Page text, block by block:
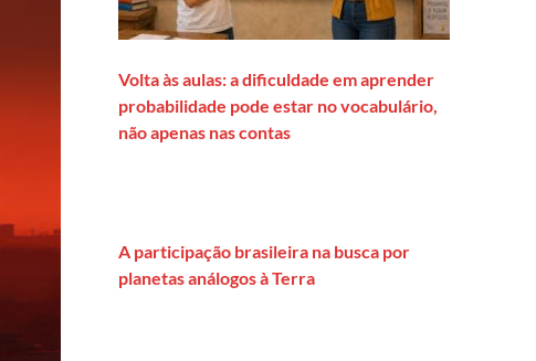
Volta às aulas: a dificuldade em aprender
probabilidade pode estar no vocabulário,
não apenas nas contas
A participação brasileira na busca por
planetas análogos à Terra